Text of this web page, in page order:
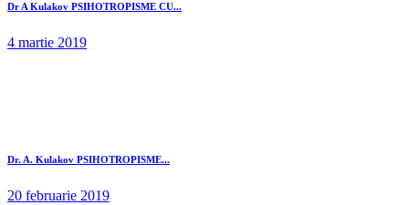
Dr A Kulakov PSIHOTROPISME CU...
4 martie 2019
Dr. A. Kulakov PSIHOTROPISME...
20 februarie 2019